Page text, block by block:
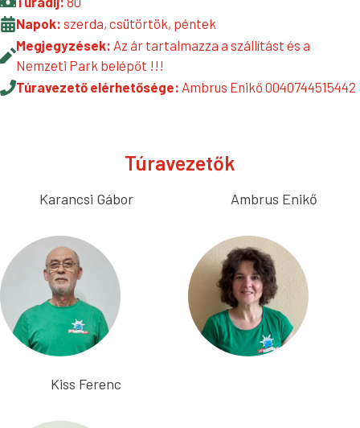
Napok: szerda, csütörtök, péntek
Megjegyzések: Az ár tartalmazza a szállítást és a
Nemzeti Park belépőt !!!
Túravezető elérhetősége: Ambrus Enikő 0040744515442
Túravezetők
Karancsi Gábor Ambrus Enikő
Kiss Ferenc